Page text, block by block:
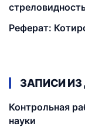
Реферат:
ЗАПИСИ ИЗ
Контрольная
науки